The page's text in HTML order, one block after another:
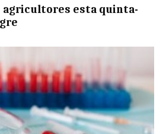
agricultores esta quinta-